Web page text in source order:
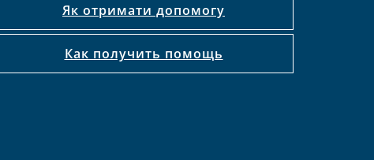
Як отримати допомогу
Как получить помощь